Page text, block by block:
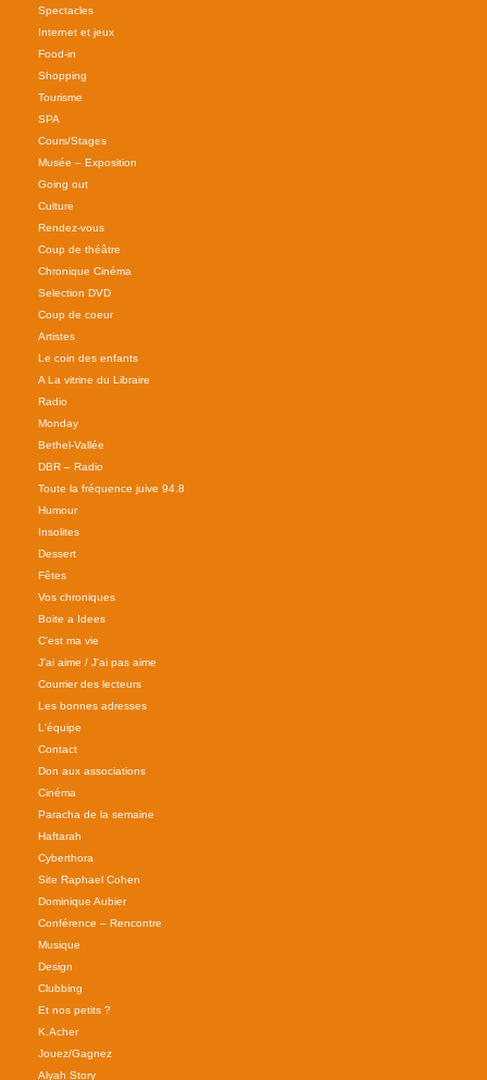
Spectacles
Internet et jeux
Food-in
Shopping
Tourisme
SPA
Cours/Stages
Musée – Exposition
Going out
Culture
Rendez-vous
Coup de théâtre
Chronique Cinéma
Selection DVD
Coup de coeur
Artistes
Le coin des enfants
A La vitrine du Libraire
Radio
Monday
Bethel-Vallée
DBR – Radio
Toute la fréquence juive 94.8
Humour
Insolites
Dessert
Fêtes
Vos chroniques
Boite a Idees
C'est ma vie
J'ai aime / J'ai pas aime
Courrier des lecteurs
Les bonnes adresses
L'équipe
Contact
Don aux associations
Cinéma
Paracha de la semaine
Haftarah
Cyberthora
Site Raphael Cohen
Dominique Aubier
Conférence – Rencontre
Musique
Design
Clubbing
Et nos petits ?
K.Acher
Jouez/Gagnez
Alyah Story